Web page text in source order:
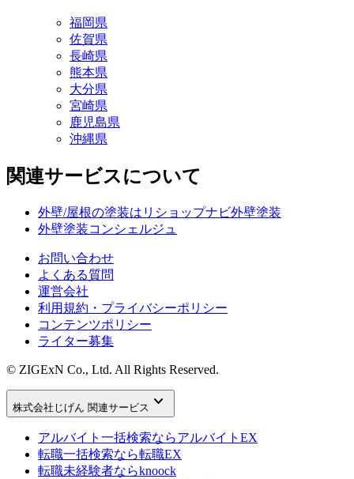
福岡県
佐賀県
長崎県
熊本県
大分県
宮崎県
鹿児島県
沖縄県
関連サービスについて
外壁/屋根の塗装はリショップナビ外壁塗装
外壁塗装コンシェルジュ
お問い合わせ
よくある質問
運営会社
利用規約・プライバシーポリシー
コンテンツポリシー
ライター募集
© ZIGExN Co., Ltd. All Rights Reserved.
株式会社じげん 関連サービス keyboard_arrow_down
アルバイト一括検索ならアルバイトEX
転職一括検索なら転職EX
転職未経験者ならknoock